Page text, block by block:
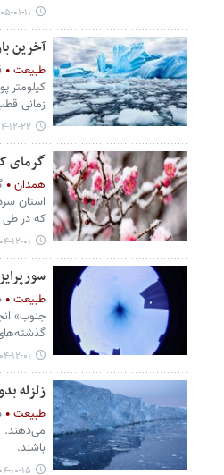
۱۴۰۵-۰۱-۱۱
آخرین
طبیعت
کیلومتر
زمانی
۱۴۰۴-۱۲-۲۲
گرمای
همدان
که در طی
۱۴۰۴-۱۲-۰۱
طبیعت
جنوب»
۱۴۰۴-۱۲-۰۱
زلزله
طبیعت
می‌دهند.
باشند.
۱۴۰۴-۱۰-۱۵